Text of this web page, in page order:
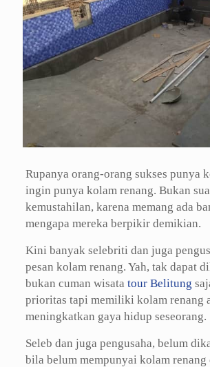
Rupanya orang-orang sukses punya
ingin punya kolam renang. Bukan
kemustahilan, karena memang ada
mengapa mereka berpikir demikian.
Kini banyak selebriti dan juga
pesan kolam renang. Yah, tak dapat
bukan cuman wisata tour Belitung
prioritas tapi memiliki kolam renang
meningkatkan gaya hidup seseorang.
Seleb dan juga pengusaha, belum
bila belum mempunyai kolam renang